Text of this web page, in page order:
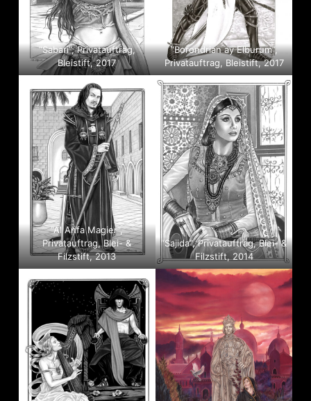
“Sabari”, Privatauftrag,
Bleistift, 2017
“Borondrian ay Elburum”,
Privatauftrag, Bleistift, 2017
“Al Anfa Magier”,
Privatauftrag, Blei- &
Filzstift, 2013
“Sajida”, Privatauftrag, Blei- &
Filzstift, 2014